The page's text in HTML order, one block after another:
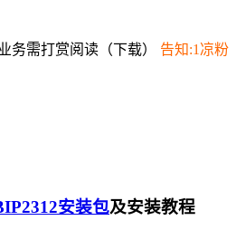
务需打赏阅读（下载） 告知:1凉粉
安装包及安装教程